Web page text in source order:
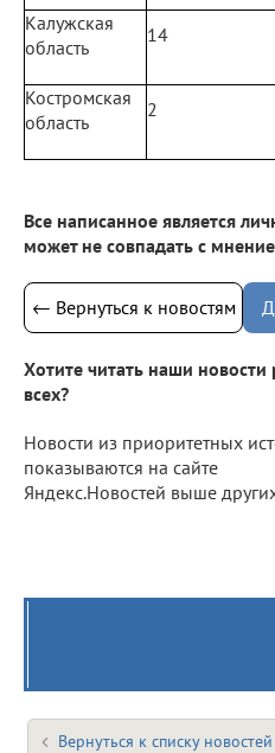
Калужская
область
14
Костромская
область
2
Все написанное является
может не совпадать с
← Вернуться к новостям
Хотите читать наши
всех?
Новости из приоритетных
показываются на сайте
Яндекс.Новостей выше
Вернуться к списку новостей